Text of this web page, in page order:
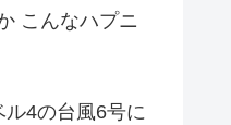
こんなハプニ
4の台風6号に